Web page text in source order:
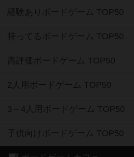
経験ありボードゲーム TOP50
持ってるボードゲーム TOP50
高評価ボードゲーム TOP50
2人用ボードゲーム TOP50
3～4人用ボードゲーム TOP50
子供向けボードゲーム TOP50